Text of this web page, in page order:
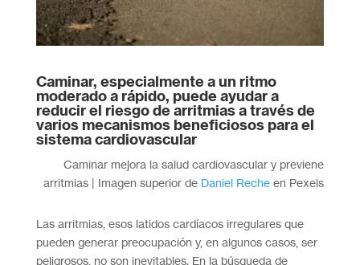
Caminar, especialmente a un ritmo
moderado a rápido, puede ayudar a
reducir el riesgo de arritmias a través de
varios mecanismos beneficiosos para el
sistema cardiovascular
Caminar mejora la salud cardiovascular y previene
arritmias | Imagen superior de Daniel Reche en Pexels
Las arritmias, esos latidos cardíacos irregulares que
pueden generar preocupación y, en algunos casos, ser
peligrosos, no son inevitables. En la búsqueda de